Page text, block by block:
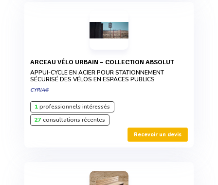
ARCEAU VÉLO URBAIN – COLLECTION ABSOLUT
APPUI-CYCLE EN ACIER POUR STATIONNEMENT
SÉCURISÉ DES VÉLOS EN ESPACES PUBLICS
CYRIA®
1professionnels intéressés
27consultations récentes
Recevoir un devis